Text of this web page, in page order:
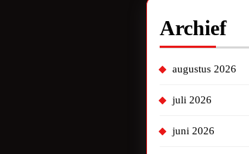
Archief
augustus 2026
juli 2026
juni 2026